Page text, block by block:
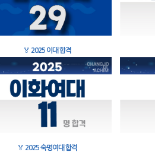
🏅 2025 이대 합격
🏅 2025 숙명여대 합격